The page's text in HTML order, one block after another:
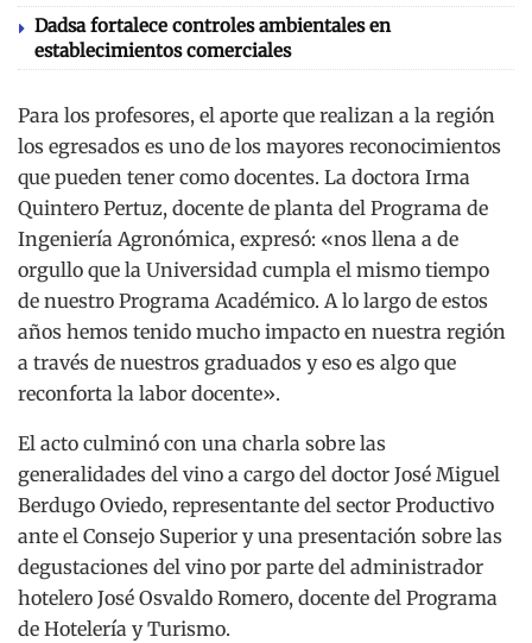
Dadsa fortalece controles ambientales en
establecimientos comerciales
Para los profesores, el aporte que realizan a la región
los egresados es uno de los mayores reconocimientos
que pueden tener como docentes. La doctora Irma
Quintero Pertuz, docente de planta del Programa de
Ingeniería Agronómica, expresó: «nos llena a de
orgullo que la Universidad cumpla el mismo tiempo
de nuestro Programa Académico. A lo largo de estos
años hemos tenido mucho impacto en nuestra región
a través de nuestros graduados y eso es algo que
reconforta la labor docente».
El acto culminó con una charla sobre las
generalidades del vino a cargo del doctor José Miguel
Berdugo Oviedo, representante del sector Productivo
ante el Consejo Superior y una presentación sobre las
degustaciones del vino por parte del administrador
hotelero José Osvaldo Romero, docente del Programa
de Hotelería y Turismo.